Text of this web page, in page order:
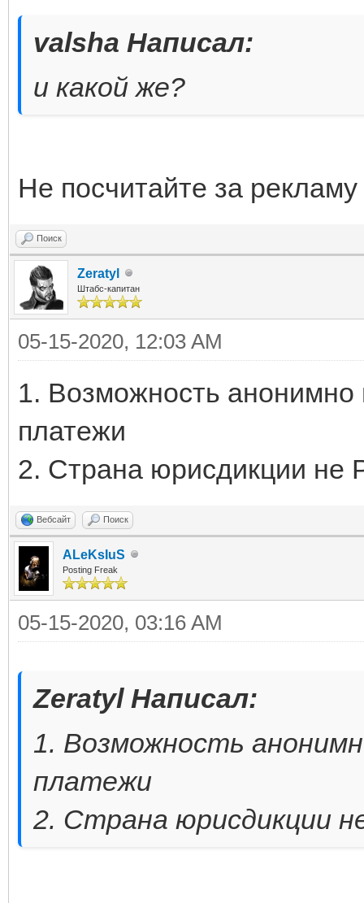
valsha Написал:
и какой же?
Не посчитайте за
Поиск
Zeratyl
Штабс-капитан
05-15-2020, 12:03 AM
1. Возможность анонимно
платежи
2. Страна юрисдикции не
Вебсайт Поиск
ALeKsIuS
Posting Freak
05-15-2020, 03:16 AM
Zeratyl Написал:
1. Возможность
платежи
2. Страна юрисдикции